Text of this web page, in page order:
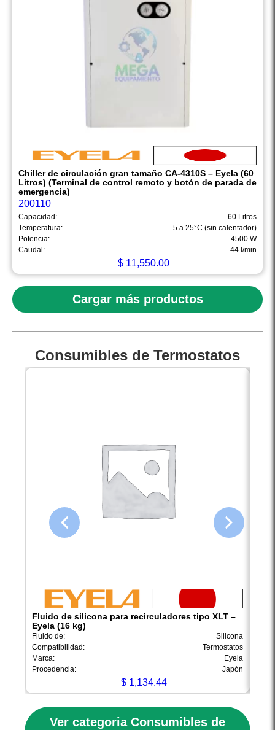
Chiller de circulación gran tamaño CA-4310S – Eyela (60
Litros) (Terminal de control remoto y botón de parada de
emergencia)
200110
Capacidad:
60 Litros
Temperatura:
5 a 25°C (sin calentador)
Potencia:
4500 W
Caudal:
44 l/min
$ 11,550.00
Cargar más productos
Consumibles de Termostatos
Fluido de silicona para recirculadores tipo XLT –
Eyela (16 kg)
Fluido de:
Silicona
Compatibilidad:
Termostatos
Marca:
Eyela
Procedencia:
Japón
$1,134.44
Ver categoria Consumibles de